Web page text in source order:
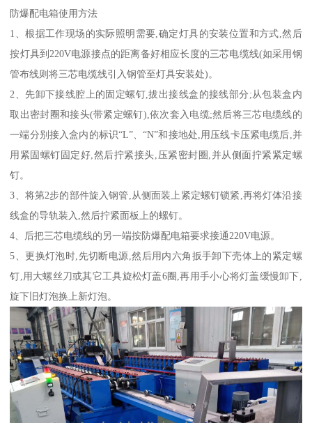
防爆配电箱使用方法
1、根据工作现场的实际照明需要,确定灯具的安装位置和方式,然后
按灯具到220V电源接点的距离备好相应长度的三芯电缆线(如采用钢
管布线则将三芯电缆线引入钢管至灯具安装处)。
2、先卸下接线腔上的固定螺钉,拔出接线盒的接线部分;从包装盒内
取出密封圈和接头(带紧定螺钉),依次套入电缆;然后将三芯电缆线的
一端分别接入盒内的标识“L”、“N”和接地处,用压线卡压紧电缆后,并
用紧固螺钉固定好,然后拧紧接头,压紧密封圈,并从侧面拧紧紧定螺
钉。
3、将第2步的部件旋入钢管,从侧面装上紧定螺钉锁紧,再将灯体沿接
线盒的导轨装入,然后拧紧面板上的螺钉。
4、后把三芯电缆线的另一端按防爆配电箱要求接通220V电源。
5、更换灯泡时,先切断电源,然后用内六角扳手卸下壳体上的紧定螺
钉,用大螺丝刀或其它工具旋松灯盖6圈,再用手小心将灯盖缓慢卸下,
旋下旧灯泡换上新灯泡。